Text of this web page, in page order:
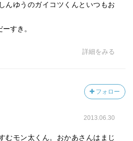
んゆうのガイコツくんといつもお
すき。
詳細をみる
フォロー
2013.06.30
むモン太くん。おかあさんはまじ